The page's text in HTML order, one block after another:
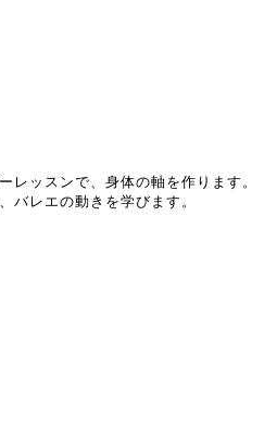
レッスンで、身体の軸を作ります。
バレエの動きを学びます。